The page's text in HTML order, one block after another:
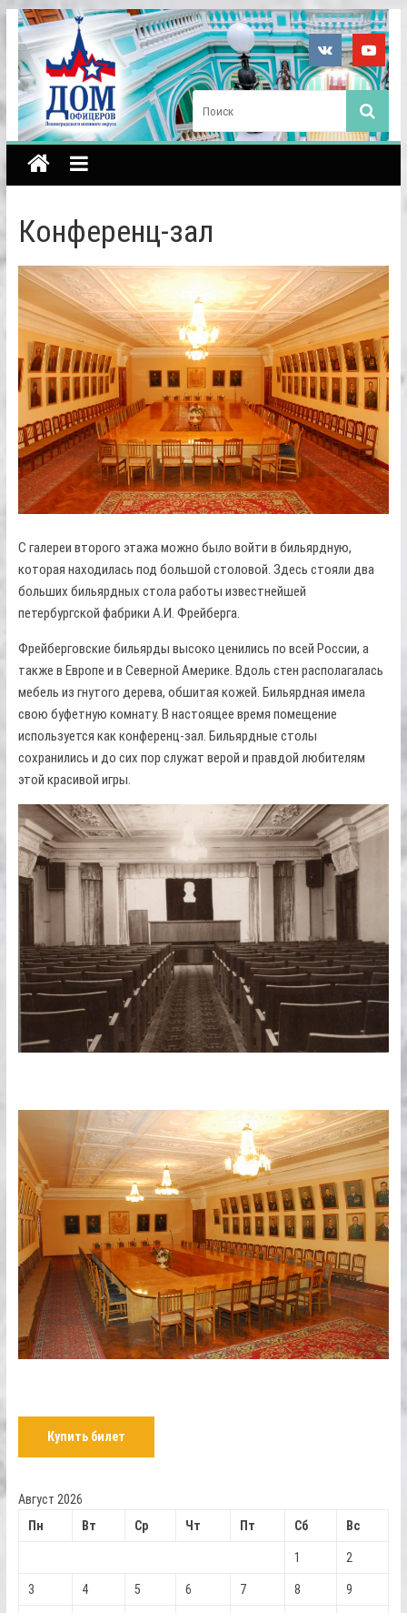
Конференц-зал
С галереи второго этажа можно было войти в бильярдную,
которая находилась под большой столовой. Здесь стояли два
больших бильярдных стола работы известнейшей
петербургской фабрики А.И. Фрейберга.
Фрейберговские бильярды высоко ценились по всей России, а
также в Европе и в Северной Америке. Вдоль стен располагалась
мебель из гнутого дерева, обшитая кожей. Бильярдная имела
свою буфетную комнату. В настоящее время помещение
используется как конференц-зал. Бильярдные столы
сохранились и до сих пор служат верой и правдой любителям
этой красивой игры.
Купить билет
Август 2026
Пн
Вт Ср Чт Пт Сб Вс
1 2
3 4 5 6 7 8 9